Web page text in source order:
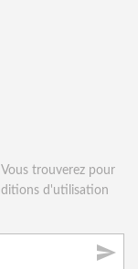
trouverez pour
d'utilisation
